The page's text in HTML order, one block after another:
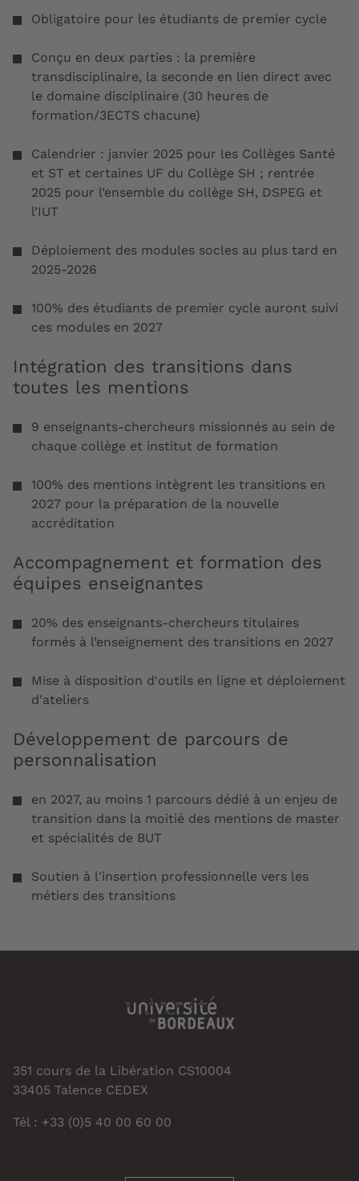
Obligatoire pour les étudiants de premier cycle
Conçu en deux parties : la première
transdisciplinaire, la seconde en lien direct avec
le domaine disciplinaire (30 heures de
formation/3ECTS chacune)
Calendrier : janvier 2025 pour les Collèges Santé
et ST et certaines UF du Collège SH ; rentrée
2025 pour l’ensemble du collège SH, DSPEG et
l’IUT
Déploiement des modules socles au plus tard en
2025-2026
100% des étudiants de premier cycle auront suivi
ces modules en 2027
Intégration des transitions dans
toutes les mentions
9 enseignants-chercheurs missionnés au sein de
chaque collège et institut de formation
100% des mentions intègrent les transitions en
2027 pour la préparation de la nouvelle
accréditation
Accompagnement et formation des
équipes enseignantes
20% des enseignants-chercheurs titulaires
formés à l’enseignement des transitions en 2027
Mise à disposition d'outils en ligne et déploiement
d'ateliers
Développement de parcours de
personnalisation ​​​​​​​
en 2027, au moins 1 parcours dédié à un enjeu de
transition dans la moitié des mentions de master
et spécialités de BUT
Soutien à l'insertion professionnelle vers les
métiers des transitions
351 cours de la Libération CS10004
33405 Talence CEDEX
Tél : +33 (0)5 40 00 60 00